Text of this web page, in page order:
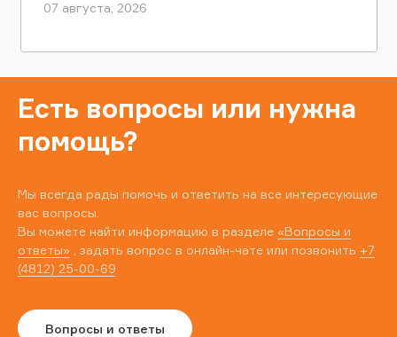
07 августа, 2026
Есть вопросы или нужна
помощь?
Мы всегда рады помочь и ответить на все интересующие
вас вопросы.
Вы можете найти информацию в разделе «Вопросы и
ответы» , задать вопрос в онлайн-чате или позвонить +7
(4812) 25-00-69
Вопросы и ответы